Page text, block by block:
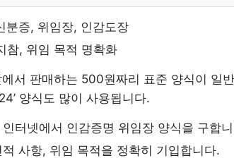
분증, 위임장, 인감도장
참, 위임 목적 명확화
서 판매하는 500원짜리 표준 양식이 일
양식도 많이 사용됩니다.
터넷에서 인감증명 위임장 양식을 구합
사항, 위임 목적을 정확히 기입합니다.